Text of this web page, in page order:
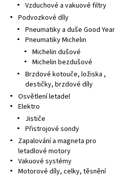
Vzduchové a vakuové filtry
Podvozkové díly
Pneumatiky a duše Good Year
Pneumatiky Michelin
Michelin dušové
Michelin bezdušové
Brzdové kotouče, ložiska ,
destičky, brzdové díly
Osvětlení letadel
Elektro
Jističe
Přistrojové sondy
Zapalování a magneta pro
letadlové motory
Vakuové systémy
Motorové díly, celky, těsnění